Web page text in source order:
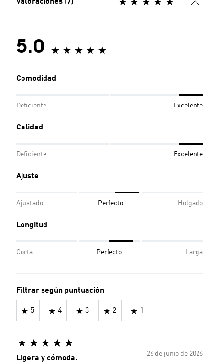
Valoraciones (7)
5.0
Comodidad
Deficiente Excelente
Calidad
Deficiente Excelente
Ajuste
Ajustado Perfecto Holgado
Longitud
Corta Perfecto Larga
Filtrar según puntuación
5 4 3 2 1
26 de junio de 2026
Ligera y cómoda.